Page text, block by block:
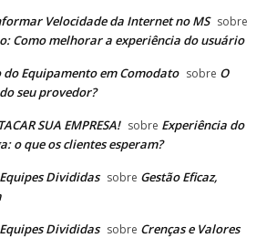
Velocidade da Internet no MS sobre
Como melhorar a experiência do usuário
Equipamento em Comodato sobre O
seu provedor?
SUA EMPRESA! sobre Experiência do
o que os clientes esperam?
Divididas sobre Gestão Eficaz,
Divididas sobre Crenças e Valores